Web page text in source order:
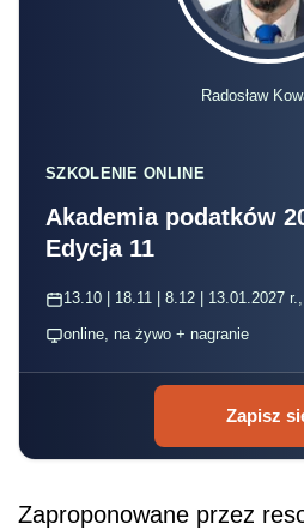
Radosław
SZKOLENIE ONLINE
Akademia podatków
Edycja 11
13.10 | 18.11 | 8.12 | 13.01.2027
online, na żywo + nagranie
Zapisz
Zaproponowane przez